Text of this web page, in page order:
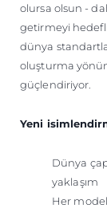
olursa olsun -
getirmeyi
dünya
oluşturma
güçlendiriyor.
Yeni
Dünya
yaklaşım
Her